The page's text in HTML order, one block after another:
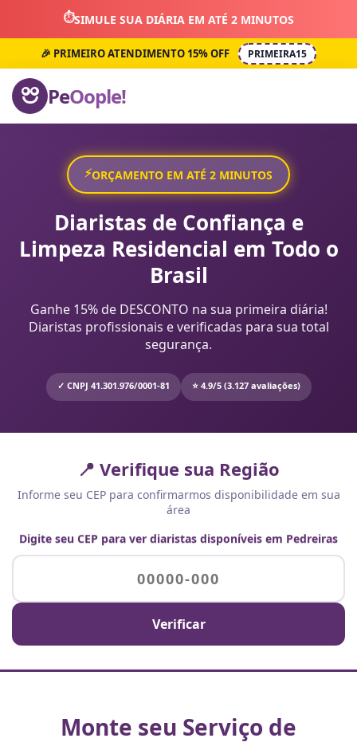
⏱️SIMULE SUA DIÁRIA EM ATÉ 2 MINUTOS
🎉 PRIMEIRO ATENDIMENTO 15% OFF PRIMEIRA15
PeOople!
⚡ORÇAMENTO EM ATÉ 2 MINUTOS
Diaristas de Confiança e
Limpeza Residencial em Todo o
Brasil
Ganhe 15% de DESCONTO na sua primeira diária!
Diaristas profissionais e verificadas para sua total
segurança.
✓ CNPJ 41.301.976/0001-81 ⭐ 4.9/5 (3.127 avaliações)
📍 Verifique sua Região
Informe seu CEP para confirmarmos disponibilidade em sua
área
Digite seu CEP para ver diaristas disponíveis em Pedreiras
Verificar
Monte seu Serviço de